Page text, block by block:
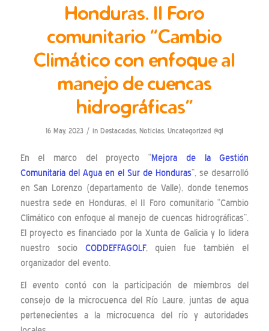
Honduras. II Foro
comunitario “Cambio
Climático con enfoque al
manejo de cuencas
hidrográficas”
16 May, 2023 / in Destacadas, Noticias, Uncategorized @gl
En el marco del proyecto “Mejora de la Gestión
Comunitaria del Agua en el Sur de Honduras”, se desarrolló
en San Lorenzo (departamento de Valle), donde tenemos
nuestra sede en Honduras, el II Foro comunitario “Cambio
Climático con enfoque al manejo de cuencas hidrográficas”.
El proyecto es financiado por la Xunta de Galicia y lo lidera
nuestro socio CODDEFFAGOLF, quien fue también el
organizador del evento.
El evento contó con la participación de miembros del
consejo de la microcuenca del Río Laure, juntas de agua
pertenecientes a la microcuenca del río y autoridades